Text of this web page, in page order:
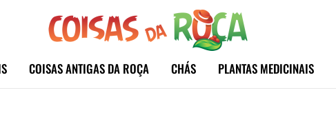
COISAS ANTIGAS DA ROÇA CHÁS PLANTAS MEDICINAIS